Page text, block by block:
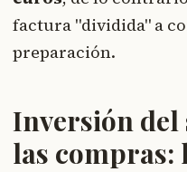
factura "dividida" a
preparación.
Inversión del
las compras: